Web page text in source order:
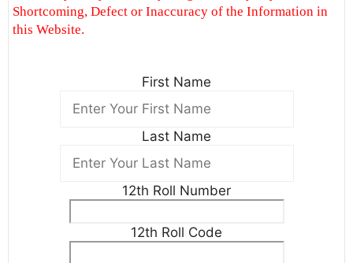
Shortcoming, Defect or Inaccuracy of the Information in
this Website.
First Name
Last Name
12th Roll Number
12th Roll Code